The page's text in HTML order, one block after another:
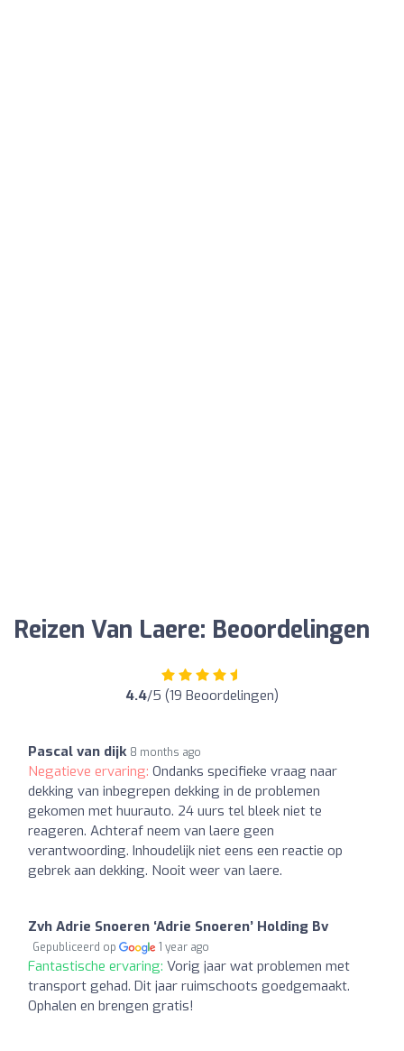
Reizen Van Laere: Beoordelingen
4.4/5 (19 Beoordelingen)
Pascal van dijk 8 months ago
Negatieve ervaring: Ondanks specifieke vraag naar
dekking van inbegrepen dekking in de problemen
gekomen met huurauto. 24 uurs tel bleek niet te
reageren. Achteraf neem van laere geen
verantwoording. Inhoudelijk niet eens een reactie op
gebrek aan dekking. Nooit weer van laere.
Zvh Adrie Snoeren ‘Adrie Snoeren’ Holding Bv
Gepubliceerd op 1 year ago
Fantastische ervaring: Vorig jaar wat problemen met
transport gehad. Dit jaar ruimschoots goedgemaakt.
Ophalen en brengen gratis!